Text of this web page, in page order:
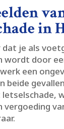
in
dat je als
wordt door
een
beide
vergoeding